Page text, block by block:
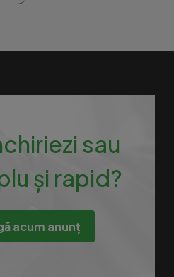
sau
și rapid?
acum anunț